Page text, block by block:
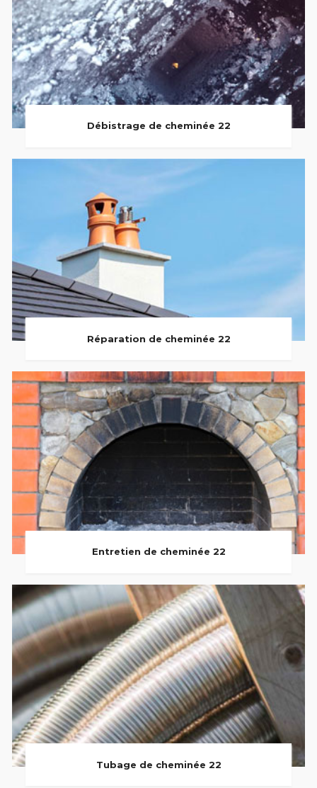
Débistrage de cheminée 22
Réparation de cheminée 22
Entretien de cheminée 22
Tubage de cheminée 22